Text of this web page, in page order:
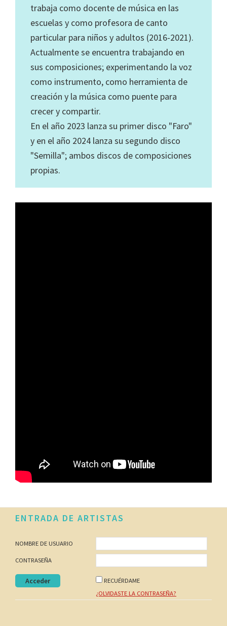
trabaja como docente de música en las
escuelas y como profesora de canto
particular para niños y adultos (2016-2021).
Actualmente se encuentra trabajando en
sus composiciones; experimentando la voz
como instrumento, como herramienta de
creación y la música como puente para
crecer y compartir.
En el año 2023 lanza su primer disco "Faro"
y en el año 2024 lanza su segundo disco
"Semilla"; ambos discos de composiciones
propias.
Footer
ENTRADA DE ARTISTAS
NOMBRE DE USUARIO
CONTRASEÑA
RECUÉRDAME
¿OLVIDASTE LA CONTRASEÑA?